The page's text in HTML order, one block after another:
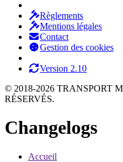
Règlements
Mentions légales
Contact
Gestion des cookies
Version 2.10
© 2018-2026 TRANSPORT
RÉSERVÉS.
Changelogs
Accueil